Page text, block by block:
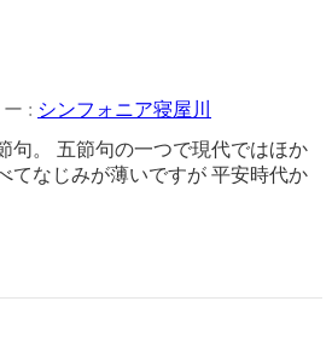
: シンフォニア寝屋川
句。 五節句の一つで現代ではほか
てなじみが薄いですが 平安時代か